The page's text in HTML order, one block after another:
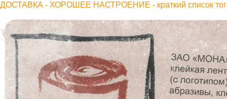
ДОСТАВКА - ХОРОШЕЕ НАСТРОЕНИЕ - краткий список